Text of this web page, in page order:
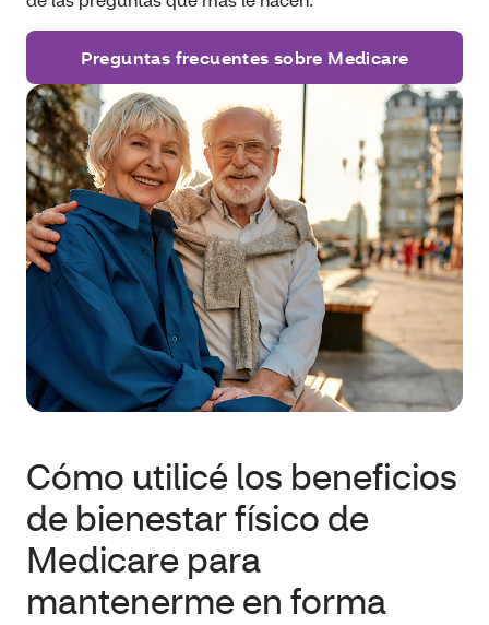
Preguntas frecuentes sobre Medicare
Cómo utilicé los beneficios
de bienestar físico de
Medicare para
mantenerme en forma